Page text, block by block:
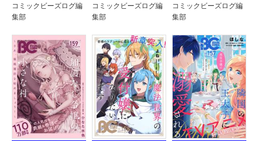
コミックビーズログ編
集部
コミックビーズログ編
集部
コミックビーズログ編
集部